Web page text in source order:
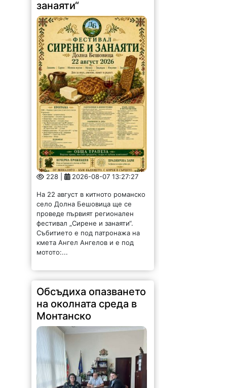
занаяти“
228 | 2026-08-07 13:27:27
На 22 август в китното романско
село Долна Бешовица ще се
проведе първият регионален
фестивал „Сирене и занаяти“.
Събитието е под патронажа на
кмета Ангел Ангелов и е под
мотото:...
Обсъдиха опазването
на околната среда в
Монтанско